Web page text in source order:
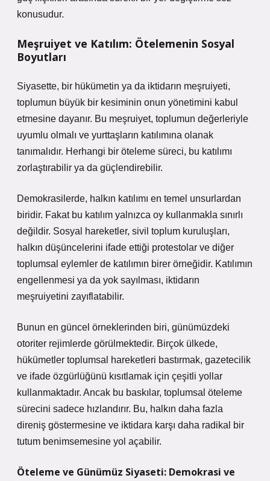
konusudur.
Meşruiyet ve Katılım: Ötelemenin Sosyal
Boyutları
Siyasette, bir hükümetin ya da iktidarın meşruiyeti,
toplumun büyük bir kesiminin onun yönetimini kabul
etmesine dayanır. Bu meşruiyet, toplumun değerleriyle
uyumlu olmalı ve yurttaşların katılımına olanak
tanımalıdır. Herhangi bir öteleme süreci, bu katılımı
zorlaştırabilir ya da güçlendirebilir.
Demokrasilerde, halkın katılımı en temel unsurlardan
biridir. Fakat bu katılım yalnızca oy kullanmakla sınırlı
değildir. Sosyal hareketler, sivil toplum kuruluşları,
halkın düşüncelerini ifade ettiği protestolar ve diğer
toplumsal eylemler de katılımın birer örneğidir. Katılımın
engellenmesi ya da yok sayılması, iktidarın
meşruiyetini zayıflatabilir.
Bunun en güncel örneklerinden biri, günümüzdeki
otoriter rejimlerde görülmektedir. Birçok ülkede,
hükümetler toplumsal hareketleri bastırmak, gazetecilik
ve ifade özgürlüğünü kısıtlamak için çeşitli yollar
kullanmaktadır. Ancak bu baskılar, toplumsal öteleme
sürecini sadece hızlandırır. Bu, halkın daha fazla
direniş göstermesine ve iktidara karşı daha radikal bir
tutum benimsemesine yol açabilir.
Öteleme ve Günümüz Siyaseti: Demokrasi ve